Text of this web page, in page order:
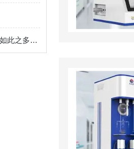
不曾想比表面测试仪有如此之多的功能